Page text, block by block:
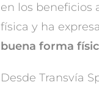
en los beneficios
física y ha
buena forma
Desde Transvía